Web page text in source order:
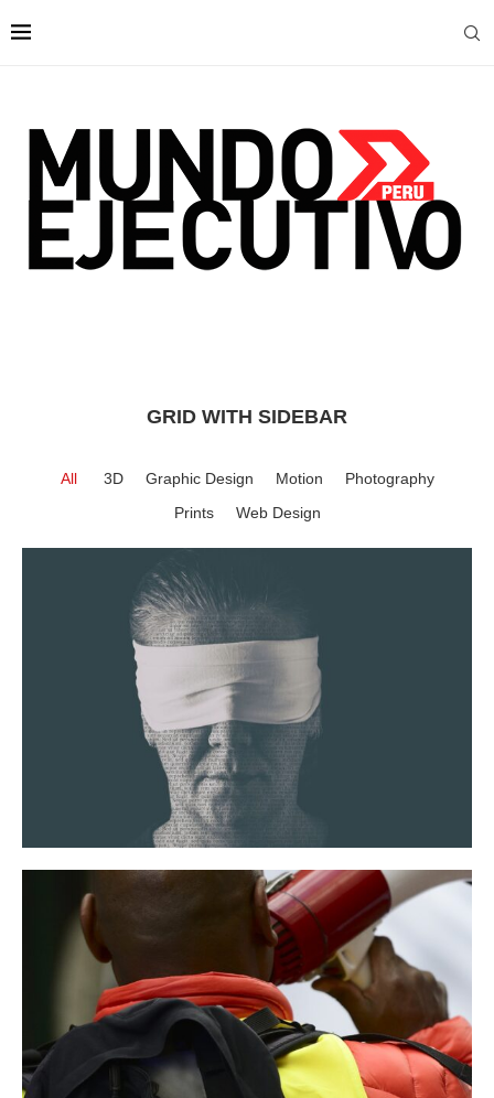
GRID WITH SIDEBAR
All 3D Graphic Design Motion
Photography
Prints
Web Design